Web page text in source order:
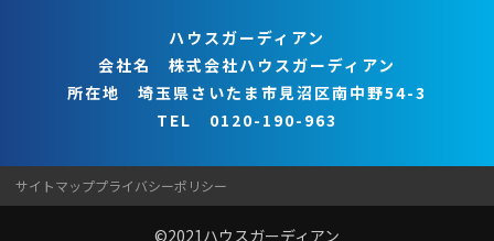
ハウスガーディアン
会社名 株式会社ハウスガーディアン
所在地 埼玉県さいたま市見沼区南中野54-3
TEL 0120-190-963
サイトマッププライバシーポリシー
©2021ハウスガーディアン